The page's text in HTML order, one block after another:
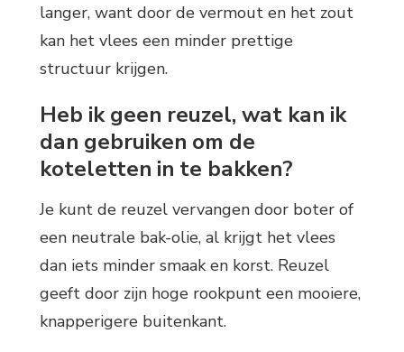
langer, want door de vermout en het zout
kan het vlees een minder prettige
structuur krijgen.
Heb ik geen reuzel, wat kan ik
dan gebruiken om de
koteletten in te bakken?
Je kunt de reuzel vervangen door boter of
een neutrale bak-olie, al krijgt het vlees
dan iets minder smaak en korst. Reuzel
geeft door zijn hoge rookpunt een mooiere,
knapperigere buitenkant.